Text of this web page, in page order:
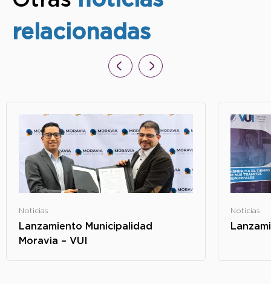
relacionadas
Noticias
Lanzamiento Municipalidad
Moravia – VUI
Noticias